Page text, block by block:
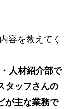
容を教えてく
人材紹介部で
タッフさんの
が主な業務で